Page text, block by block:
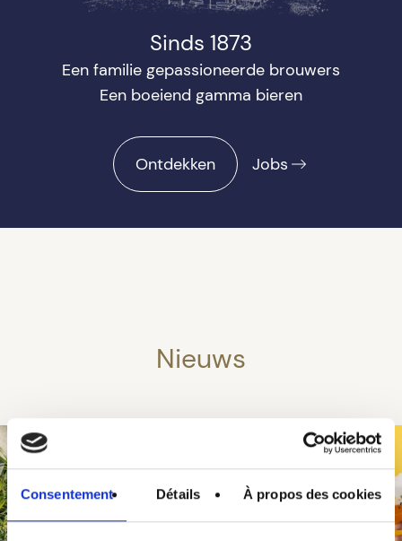
Consentement Détails À propos des cookies
Sinds 1873
Een familie gepassioneerde brouwers
Een boeiend gamma bieren
Ontdekken Jobs
Nieuws